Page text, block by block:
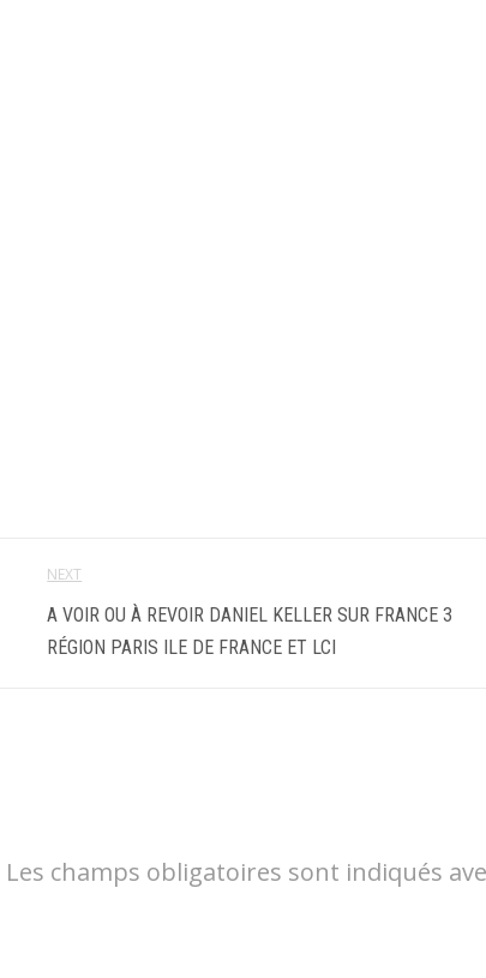
NEXT
A VOIR OU À REVOIR DANIEL KELLER SUR FRANCE 3
RÉGION PARIS ILE DE FRANCE ET LCI
Les champs obligatoires sont indiqués